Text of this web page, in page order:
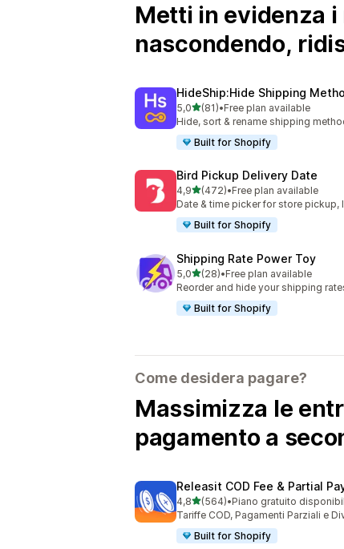
Metti in evidenza
nascondendo,
HideShip:Hide Shipping
5,0stelle su 5
(81)
81 recensioni totali
•Free plan available
Hide, sort & rename shipping
Built for Shopify
Bird Pickup Delivery Date
4,9stelle su 5
(472)
472 recensioni totali
•Free plan available
Date & time picker for store
Built for Shopify
Shipping Rate Power Toy
5,0stelle su 5
(28)
28 recensioni totali
•Free plan available
Reorder and hide your shipping
Built for Shopify
Come desidera pagare?
Massimizza le
pagamento a
Releasit COD Fee & Partial
4,8stelle su 5
(564)
564 recensioni totali
•Piano gratuito
Tariffe COD, Pagamenti Parziali e
Built for Shopify